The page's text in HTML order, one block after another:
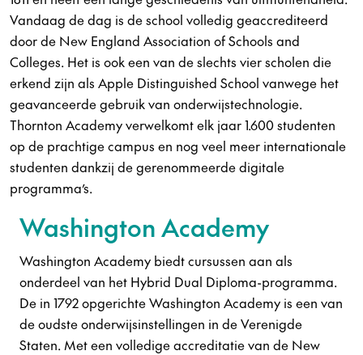
Vandaag de dag is de school volledig geaccrediteerd
door de New England Association of Schools and
Colleges. Het is ook een van de slechts vier scholen die
erkend zijn als Apple Distinguished School vanwege het
geavanceerde gebruik van onderwijstechnologie.
Thornton Academy verwelkomt elk jaar 1.600 studenten
op de prachtige campus en nog veel meer internationale
studenten dankzij de gerenommeerde digitale
programma’s.
Washington Academy
Washington Academy biedt cursussen aan als
onderdeel van het Hybrid Dual Diploma-programma.
De in 1792 opgerichte Washington Academy is een van
de oudste onderwijsinstellingen in de Verenigde
Staten. Met een volledige accreditatie van de New